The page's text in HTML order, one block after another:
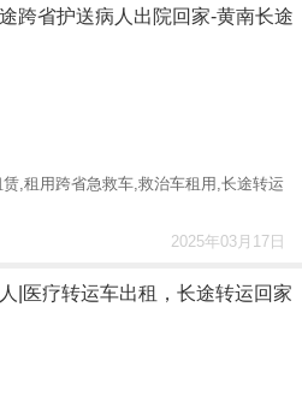
跨省护送病人出院回家-黄南长途
,租用跨省急救车,救治车租用,长途转运
2025年03月17日
|医疗转运车出租，长途转运回家